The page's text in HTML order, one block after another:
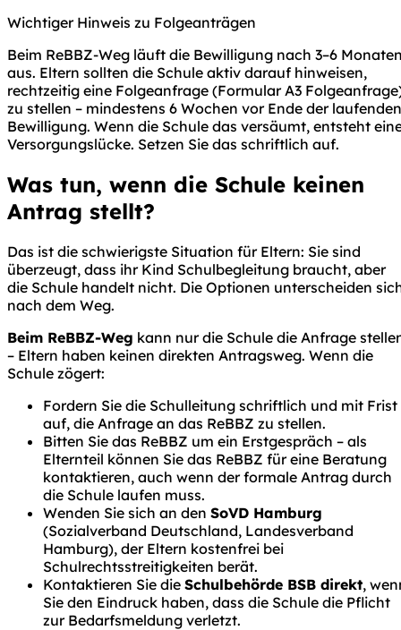
Wichtiger Hinweis zu Folgeanträgen
Beim ReBBZ-Weg läuft die Bewilligung nach 3–6
aus. Eltern sollten die Schule aktiv darauf hinweisen,
rechtzeitig eine Folgeanfrage (Formular A3
zu stellen – mindestens 6 Wochen vor Ende der laufenden
Bewilligung. Wenn die Schule das versäumt, entsteht
Versorgungslücke. Setzen Sie das schriftlich auf.
Was tun, wenn die Schule keinen
Antrag stellt?
Das ist die schwierigste Situation für Eltern: Sie sind
überzeugt, dass ihr Kind Schulbegleitung braucht, aber
die Schule handelt nicht. Die Optionen unterscheiden
nach dem Weg.
Beim ReBBZ-Weg kann nur die Schule die Anfrage
– Eltern haben keinen direkten Antragsweg. Wenn die
Schule zögert:
Fordern Sie die Schulleitung schriftlich und mit Frist
auf, die Anfrage an das ReBBZ zu stellen.
Bitten Sie das ReBBZ um ein Erstgespräch – als
Elternteil können Sie das ReBBZ für eine Beratung
kontaktieren, auch wenn der formale Antrag durch
die Schule laufen muss.
Wenden Sie sich an den SoVD Hamburg
(Sozialverband Deutschland, Landesverband
Hamburg), der Eltern kostenfrei bei
Schulrechtsstreitigkeiten berät.
Kontaktieren Sie die Schulbehörde BSB direkt,
Sie den Eindruck haben, dass die Schule die Pflicht
zur Bedarfsmeldung verletzt.